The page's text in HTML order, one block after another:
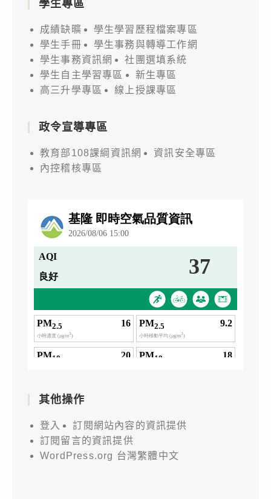
學生專區
成績缺曠
學生學習歷程檔案專區
學生手冊
學生事務與轉導工作網
學生事務資訊網
社團選填系統
學生自主學習專區
新生專區
高三升學專區
線上授課專區
政令宣導專區
教育部108課綱資訊網
資訊安全專區
內控稽核專區
其他操作
登入
訂閱網站內容的資訊提供
訂閱留言的資訊提供
WordPress.org 台灣繁體中文